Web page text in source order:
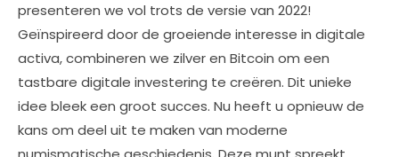
presenteren we vol trots de versie van 2022!
Geïnspireerd door de groeiende interesse in digitale
activa, combineren we zilver en Bitcoin om een
tastbare digitale investering te creëren. Dit unieke
idee bleek een groot succes. Nu heeft u opnieuw de
kans om deel uit te maken van moderne